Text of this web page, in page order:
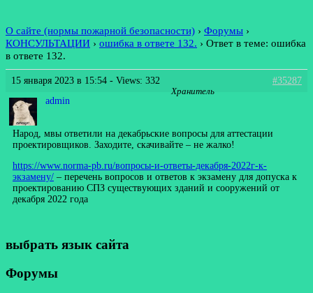
О сайте (нормы пожарной безопасности) › Форумы ›
КОНСУЛЬТАЦИИ › ошибка в ответе 132. › Ответ в теме: ошибка
в ответе 132.
15 января 2023 в 15:54 - Views: 332
#35287
admin
Хранитель
Народ, мвы ответили на декабрьские вопросы для аттестации
проектировщиков. Заходите, скачивайте – не жалко!
https://www.norma-pb.ru/вопросы-и-ответы-декабря-2022г-к-
экзамену/ – перечень вопросов и ответов к экзамену для допуска к
проектированию СПЗ существующих зданий и сооружений от
декабря 2022 года
выбрать язык сайта
Форумы